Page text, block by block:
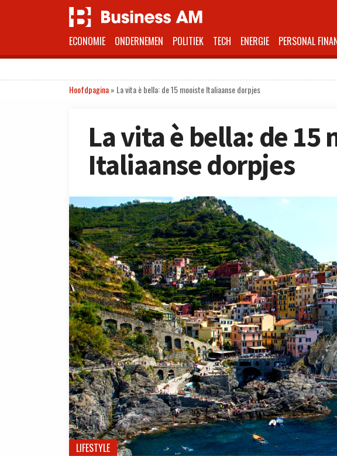
ECONOMIE ONDERNEMEN POLITIEK TECH ENERGIE PERSONAL
Hoofdpagina» La vita è bella: de 15 mooiste Italiaanse dorpjes
La vita è bella: de 15
Italiaanse dorpjes
LIFESTYLE